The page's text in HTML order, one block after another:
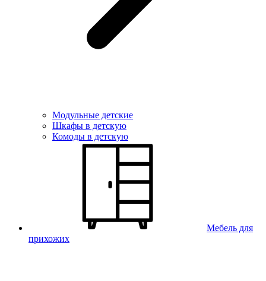
Модульные детские
Шкафы в детскую
Комоды в детскую
Мебель для
прихожих